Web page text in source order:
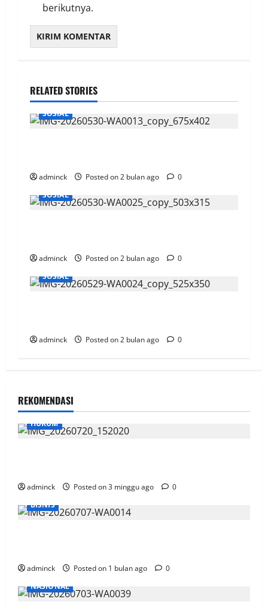
berikutnya.
RELATED STORIES
SOSIAL
adminck Posted on 2 bulan ago
0
SOSIAL
adminck Posted on 2 bulan ago
0
SOSIAL
adminck Posted on 2 bulan ago 0
REKOMENDASI
HUKUM
adminck Posted on 3 minggu ago
0
BISNIS
adminck Posted on 1 bulan ago
0
NASIONAL